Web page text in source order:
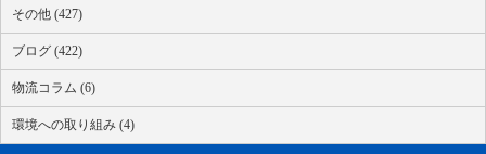
その他 (427)
ブログ (422)
物流コラム (6)
環境への取り組み (4)